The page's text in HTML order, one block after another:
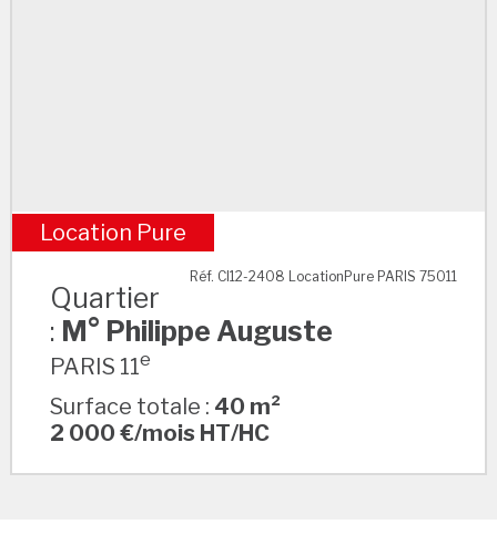
M° Philippe Auguste
Location Pure
Réf. CI12-2408 LocationPure PARIS 75011
Quartier
: M° Philippe Auguste
PARIS 11e
Surface totale : 40 m²
2 000 €/mois HT/HC